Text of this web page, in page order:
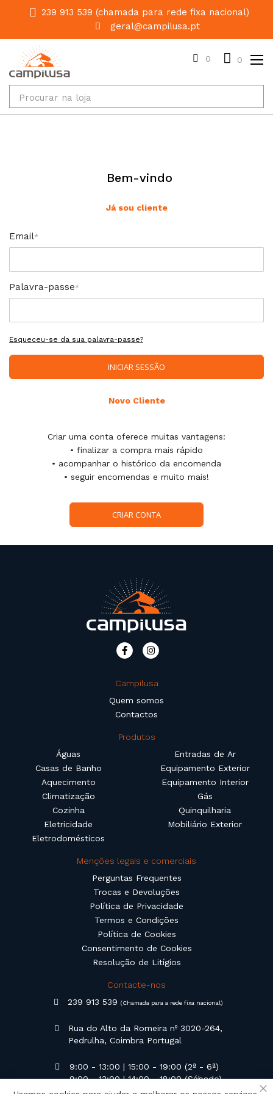
239 913 539 (chamada para rede fixa nacional)
geral@campilusa.pt
0 0
Bem-vindo
Já sou cliente
Email
Palavra-passe
Esqueceu-se da sua palavra-passe?
INICIAR SESSÃO
Novo Cliente
Criar uma conta oferece muitas vantagens:
• finalizar a compra mais rápido
• acompanhar o histórico da encomenda
• seguir encomendas e muito mais!
CRIAR CONTA
Campilusa
Quem somos
Contactos
Produtos
Águas
Casas de Banho
Aquecimento
Climatização
Cozinha
Eletricidade
Eletrodomésticos
Entradas de Ar
Equipamento Exterior
Equipamento Interior
Gás
Quinquilharia
Mobiliário Exterior
Menções legais e comerciais
Perguntas Frequentes
Trocas e Devoluções
Política de Privacidade
Termos e Condições
Política de Cookies
Consentimento de Cookies
Resolução de Litígios
Contacte-nos
239 913 539(Chamada para a rede fixa nacional)
Rua do Alto da Romeira nº 3020-264,
Pedrulha, Coimbra Portugal
9:00 - 13:00 | 15:00 - 19:00 (2ª - 6ª)
9:00 - 13:00 | 14:00 - 18:00 (Sábado)